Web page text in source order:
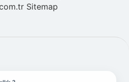
Sitemap